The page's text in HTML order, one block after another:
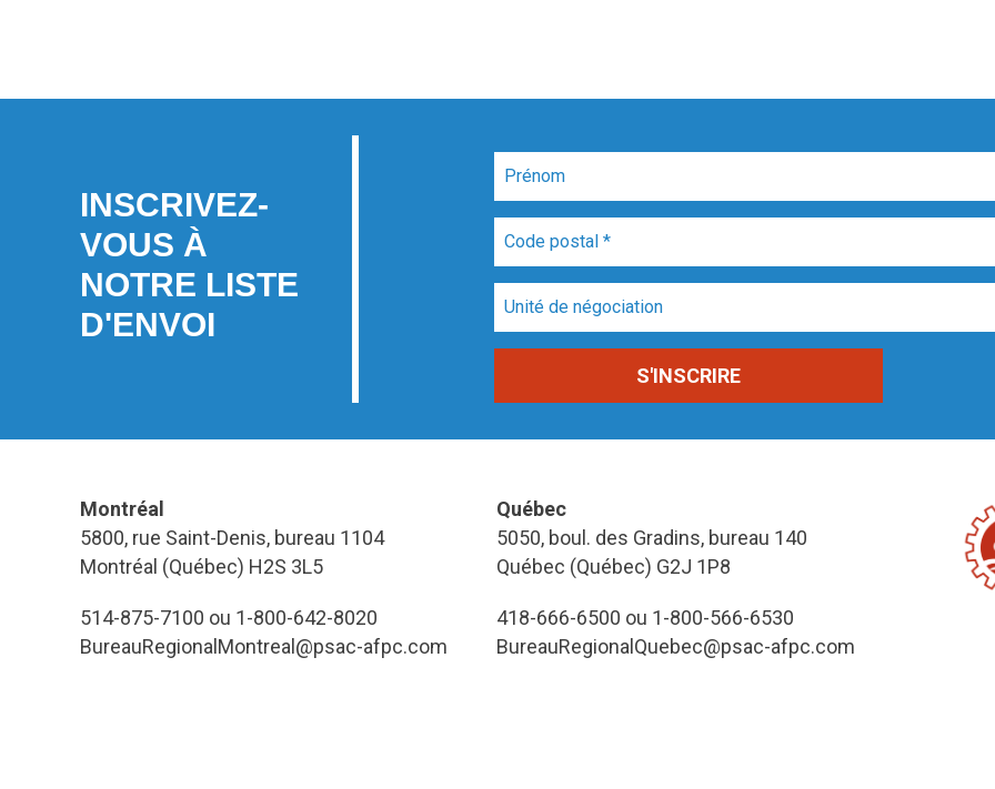
INSCRIVEZ-
VOUS À
NOTRE LISTE
D'ENVOI
Montréal
5800, rue Saint-Denis, bureau 1104
Montréal (Québec) H2S 3L5
514-875-7100 ou 1-800-642-8020
BureauRegionalMontreal@psac-afpc.com
Québec
5050, boul. des Gradins, bureau 140
Québec (Québec) G2J 1P8
418-666-6500 ou 1-800-566-6530
BureauRegionalQuebec@psac-afpc.com